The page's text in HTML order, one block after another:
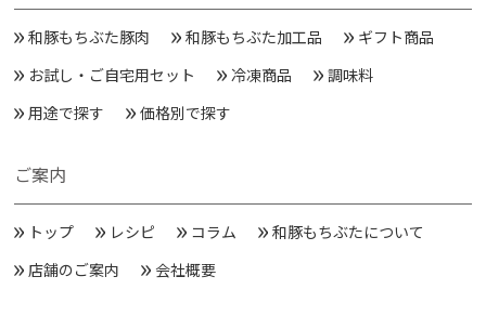
和豚もちぶた豚肉 和豚もちぶた加工品
ギフト商品
お試し・ご自宅用セット
冷凍商品
調味料
用途で探す
価格別で探す
ご案内
トップ レシピ コラム
和豚もちぶたについて
店舗のご案内
会社概要